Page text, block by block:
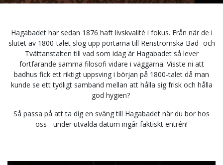
Hagabadet har sedan 1876 haft livskvalité i fokus. Från när de i
slutet av 1800-talet slog upp portarna till Renströmska Bad- och
Tvättanstalten till vad som idag är Hagabadet så lever
fortfarande samma filosofi vidare i väggarna. Visste ni att
badhus fick ett riktigt uppsving i början på 1800-talet då man
kunde se ett tydligt samband mellan att hålla sig frisk och hålla
god hygien?
Så passa på att ta dig en sväng till Hagabadet när du bor hos
oss - under utvalda datum ingår faktiskt entrén!